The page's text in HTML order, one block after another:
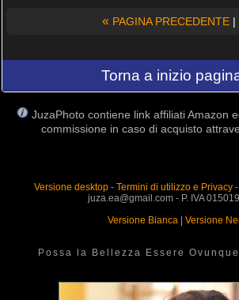
« PAGINA PRECEDENTE |
Torna a inizio
JuzaPhoto contiene link affiliati Amazon
commissione in caso di acquisto
Versione desktop- Termini di utilizzo e Privacy-
juza.ea@gmail.com - P. IVA
Versione Bianca | Versione
Possa la Bellezza Essere